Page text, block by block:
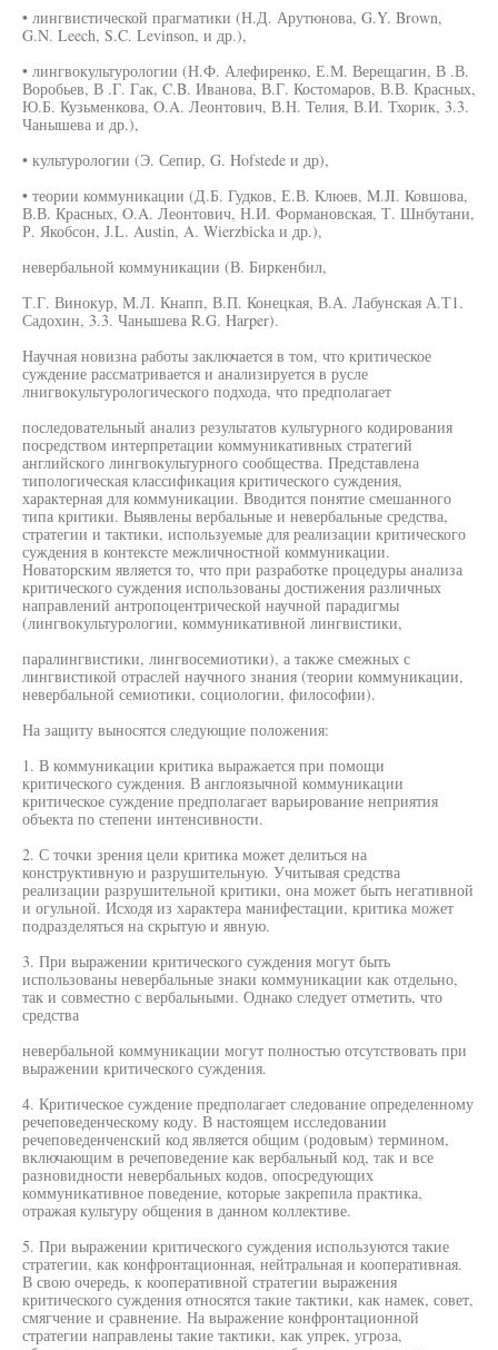
• лингвистической прагматики (Н.Д. Арутюнова, G.Y. Brown,
G.N. Leech, S.C. Levinson, и др.),
• лингвокультурологии (Н.Ф. Алефиренко, Е.М. Верещагин, В .В.
Воробьев, В .Г. Гак, C.B. Иванова, В.Г. Костомаров, В.В. Красных,
Ю.Б. Кузьменкова, O.A. Леонтович, В.Н. Телия, В.И. Тхорик, 3.3.
Чанышева и др.),
• культурологии (Э. Сепир, G. Hofstede и др),
• теории коммуникации (Д.Б. Гудков, Е.В. Клюев, M.JI. Ковшова,
В.В. Красных, O.A. Леонтович, Н.И. Формановская, Т. Шнбутани,
Р. Якобсон, J.L. Austin, A. Wierzbicka и др.),
невербальной коммуникации (В. Биркенбил,
Т.Г. Винокур, М.Л. Кнапп, В.П. Конецкая, В.А. Лабунская А.Т1.
Садохин, 3.3. Чанышева R.G. Harper).
Научная новизна работы заключается в том, что критическое
суждение рассматривается и анализируется в русле
лнигвокультурологического подхода, что предполагает
последовательный анализ результатов культурного кодирования
посредством интерпретации коммуникативных стратегий
английского лингвокультурного сообщества. Представлена
типологическая классификация критического суждения,
характерная для коммуникации. Вводится понятие смешанного
типа критики. Выявлены вербальные и невербальные средства,
стратегии и тактики, используемые для реализации критического
суждения в контексте межличностной коммуникации.
Новаторским является то, что при разработке процедуры анализа
критического суждения использованы достижения различных
направлений антропоцентрической научной парадигмы
(лингвокультурологии, коммуникативной лингвистики,
паралингвистики, лингвосемиотики), а также смежных с
лингвистикой отраслей научного знания (теории коммуникации,
невербальной семиотики, социологии, философии).
На защиту выносятся следующие положения:
1. В коммуникации критика выражается при помощи
критического суждения. В англоязычной коммуникации
критическое суждение предполагает варьирование неприятия
объекта по степени интенсивности.
2. С точки зрения цели критика может делиться на
конструктивную и разрушительную. Учитывая средства
реализации разрушительной критики, она может быть негативной
и огульной. Исходя из характера манифестации, критика может
подразделяться на скрытую и явную.
3. При выражении критического суждения могут быть
использованы невербальные знаки коммуникации как отдельно,
так и совместно с вербальными. Однако следует отметить, что
средства
невербальной коммуникации могут полностью отсутствовать при
выражении критического суждения.
4. Критическое суждение предполагает следование определенному
речеповеденческому коду. В настоящем исследовании
речеповеденченский код является общим (родовым) термином,
включающим в речеповедение как вербальный код, так и все
разновидности невербальных кодов, опосредующих
коммуникативное поведение, которые закрепила практика,
отражая культуру общения в данном коллективе.
5. При выражении критического суждения используются такие
стратегии, как конфронтационная, нейтральная и кооперативная.
В свою очередь, к кооперативной стратегии выражения
критического суждения относятся такие тактики, как намек, совет,
смягчение и сравнение. На выражение конфронтационной
стратегии направлены такие тактики, как упрек, угроза,